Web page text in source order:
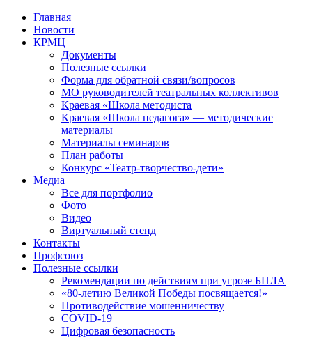
Перейти
контенту
Главная
Новости
КРМЦ
Документы
Полезные ссылки
Форма для обратной связи/вопросов
МО руководителей театральных коллективов
Краевая «Школа методиста
Краевая «Школа педагога» — методические
материалы
Материалы семинаров
План работы
Конкурс «Театр-творчество-дети»
Медиа
Все для портфолио
Фото
Видео
Виртуальный стенд
Контакты
Профсоюз
Полезные ссылки
Рекомендации по действиям при угрозе БПЛА
«80-летию Великой Победы посвящается!»
Противодействие мошенничеству
COVID-19
Цифровая безопасность